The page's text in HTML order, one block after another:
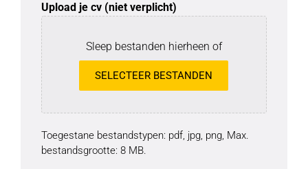
Upload je cv (niet verplicht)
Sleep bestanden hierheen of
SELECTEER BESTANDEN
Toegestane bestandstypen: pdf, jpg, png, Max.
bestandsgrootte: 8 MB.